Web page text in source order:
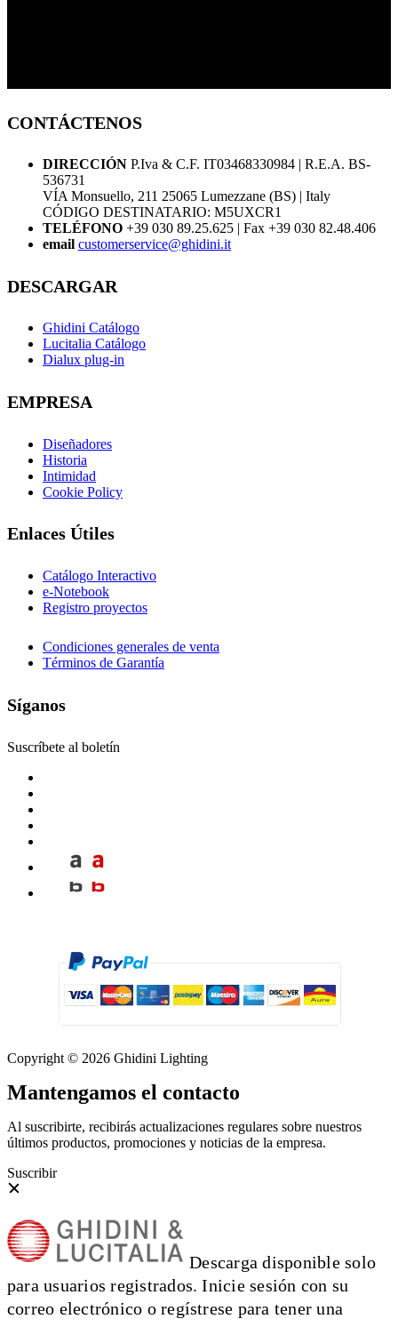
CONTÁCTENOS
DIRECCIÓN P.Iva & C.F. IT03468330984 | R.E.A. BS-
536731
VÍA Monsuello, 211 25065 Lumezzane (BS) | Italy
CÓDIGO DESTINATARIO: M5UXCR1
TELÉFONO +39 030 89.25.625 | Fax +39 030 82.48.406
email customerservice@ghidini.it
DESCARGAR
Ghidini Catálogo
Lucitalia Catálogo
Dialux plug-in
EMPRESA
Diseñadores
Historia
Intimidad
Cookie Policy
Enlaces Útiles
Catálogo Interactivo
e-Notebook
Registro proyectos
Condiciones generales de venta
Términos de Garantía
Síganos
Suscríbete al boletín
Copyright © 2026 Ghidini Lighting
Mantengamos el contacto
Al suscribirte, recibirás actualizaciones regulares sobre nuestros
últimos productos, promociones y noticias de la empresa.
Suscribir
Descarga disponible solo
para usuarios registrados. Inicie sesión con su
correo electrónico o regístrese para tener una